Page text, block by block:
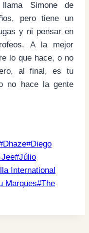
Simone de
pero tiene un
y ni pensar en
A la mejor
lo que hace, o no
al final, es tu
no hace la gente
Dhaze#Diego
#Júlio
International
Marques#The